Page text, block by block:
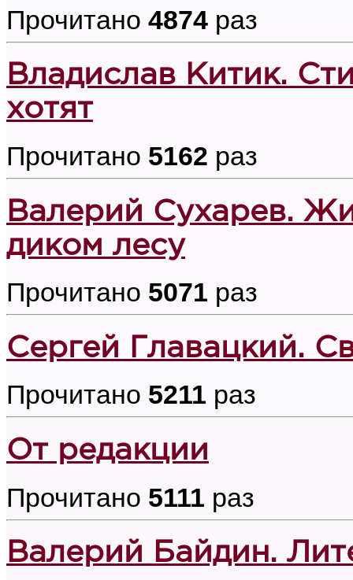
Прочитано 4874 раз
Владислав Китик.
хотят
Прочитано 5162 раз
Валерий Сухарев.
диком лесу
Прочитано 5071 раз
Сергей Главацкий.
Прочитано 5211 раз
От редакции
Прочитано 5111 раз
Валерий Байдин.